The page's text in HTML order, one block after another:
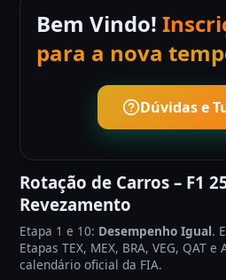
Bem Vindo!
para a nova
Dúvidas e
Rotação de Carros – F1
Revezamento
Etapa 1 e 10: Desempenho Igual.
Etapas TEX, MEX, BRA, VEG, QAT
calendário oficial da FIA.